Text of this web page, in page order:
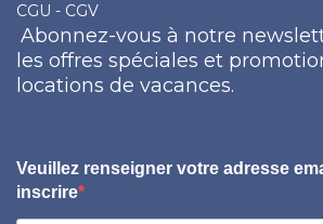
CGU - CGV
Abonnez-vous à notre
les offres spéciales et
locations de vacances.
Veuillez renseigner votre adresse
inscrire